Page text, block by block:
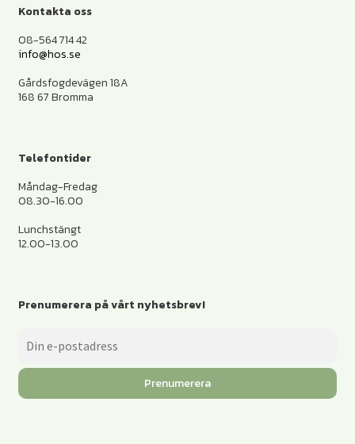
Kontakta oss
08-564 714 42
info@hos.se
Gårdsfogdevägen 18A
168 67 Bromma
Telefontider
Måndag-Fredag
08.30-16.00
Lunchstängt
12.00-13.00
Prenumerera på vårt nyhetsbrev!
Prenumerera